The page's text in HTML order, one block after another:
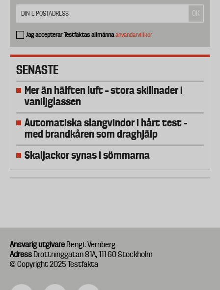
Jag accepterar Testfaktas allmännaanvändarvillkor
SENASTE
Mer än hälften luft – stora skillnader i
vaniljglassen
Automatiska slangvindor i hårt test –
med brandkåren som draghjälp
Skaljackor synas i sömmarna
Ansvarig utgivare Bengt Vernberg
Adress Drottninggatan 81A, 111 60 Stockholm
© Copyright 2025 Testfakta